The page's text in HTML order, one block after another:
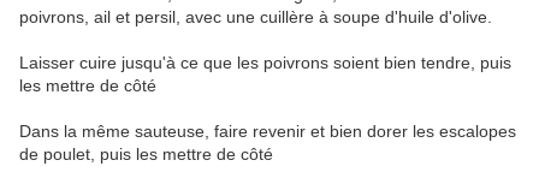
poivrons, ail et persil, avec une cuillère à soupe d'huile d'olive.
Laisser cuire jusqu'à ce que les poivrons soient bien tendre, puis
les mettre de côté
Dans la même sauteuse, faire revenir et bien dorer les escalopes
de poulet, puis les mettre de côté